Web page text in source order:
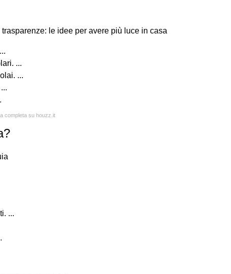
le idee per avere più luce in casa
...
...
completa su houzz.it
...